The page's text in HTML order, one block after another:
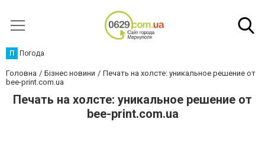
П Погода
Головна Бізнес новини
Печать на холсте: уникальное решение от
bee-print.com.ua
Печать на холсте: уникальное решение от
bee-print.com.ua